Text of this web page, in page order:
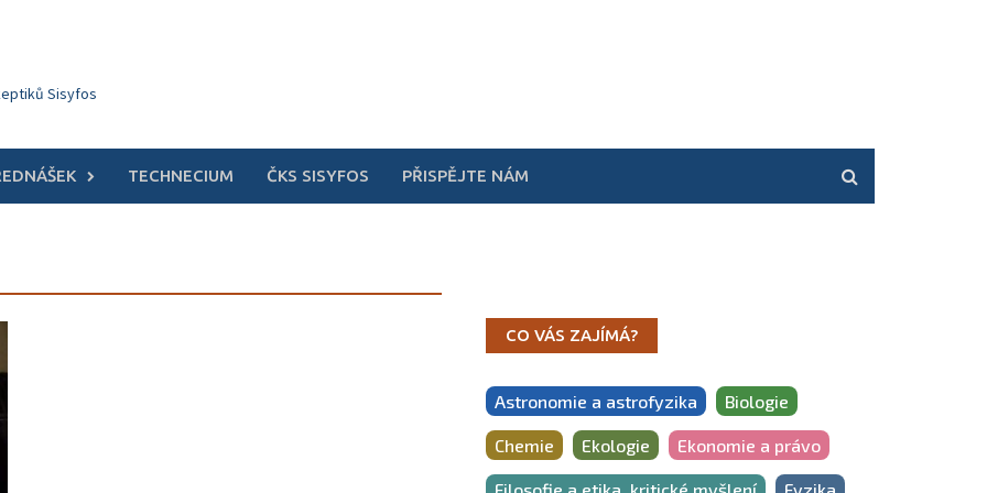
Sisyfos
TECHNECIUM ČKS SISYFOS PŘISPĚJTE NÁM
CO VÁS ZAJÍMÁ?
Astronomie a astrofyzika Biologie
Chemie Ekologie Ekonomie a právo